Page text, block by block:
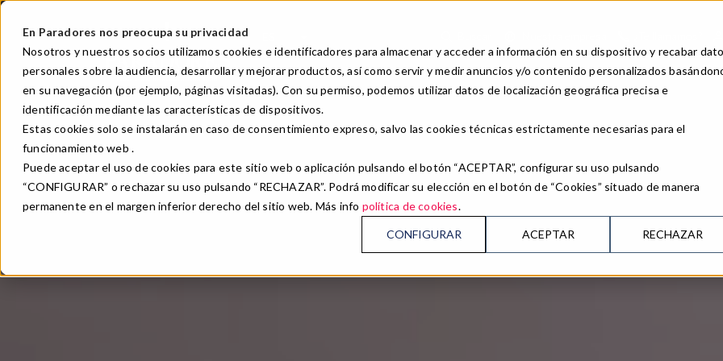
En Paradores nos preocupa su privacidad
Nosotros y nuestros socios utilizamos cookies e identificadores para almacenar y acceder a información en su dispositivo y recabar
personales sobre la audiencia, desarrollar y mejorar productos, así como servir y medir anuncios y/o contenido personalizados
en su navegación (por ejemplo, páginas visitadas). Con su permiso, podemos utilizar datos de localización geográfica precisa e
identificación mediante las características de dispositivos.
Estas cookies solo se instalarán en caso de consentimiento expreso, salvo las cookies técnicas estrictamente necesarias para el
funcionamiento web .
Puede aceptar el uso de cookies para este sitio web o aplicación pulsando el botón “ACEPTAR”, configurar su uso pulsando
“CONFIGURAR” o rechazar su uso pulsando “RECHAZAR”. Podrá modificar su elección en el botón de “Cookies” situado de manera
permanente en el margen inferior derecho del sitio web. Más info política de cookies.
CONFIGURAR ACEPTAR RECHAZAR
Pasar
contenido
principal
Main
navigation
Paradores Gastronomía Cajas Regalo Ofertas
Experiencias
Todas
Calendario de eventos
Naturaleza para los sentidos
Spa & Wellness
Celebra tu evento
Meetings & Events
Viajes de negocio
Otras celebraciones